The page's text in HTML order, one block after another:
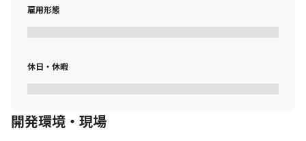
雇用形態
休日・休暇
開発環境・現場